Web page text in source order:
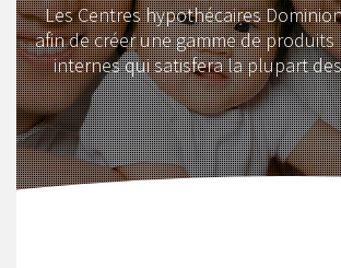
Les Centres hypothécaires
afin de créer une gamme de
internes qui satisfera la plupart